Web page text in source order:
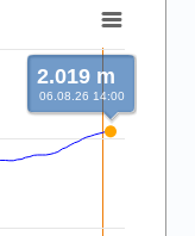
2.019 m
06.08.26 14:00